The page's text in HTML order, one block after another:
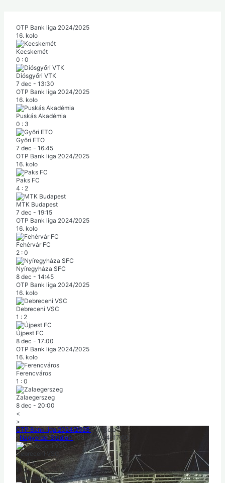
OTP Bank liga 2024/2025
16. kolo
Kecskemét
0 : 0
Diósgyőri VTK
7 dec - 13:30
OTP Bank liga 2024/2025
16. kolo
Puskás Akadémia
0 : 3
Győri ETO
7 dec - 16:45
OTP Bank liga 2024/2025
16. kolo
Paks FC
4 : 2
MTK Budapest
7 dec - 19:15
OTP Bank liga 2024/2025
16. kolo
Fehérvár FC
2 : 0
Nyíregyháza SFC
8 dec - 14:45
OTP Bank liga 2024/2025
16. kolo
Debreceni VSC
1 : 2
Újpest FC
8 dec - 17:00
OTP Bank liga 2024/2025
16. kolo
Ferencváros
1 : 0
Zalaegerszeg
8 dec - 20:00
<
>
OTP Bank liga 2024/2025| 16. kolo
| Nagyerdei Stadion 08/12/2024-17:00
Debreceni VSC
rrrpv
1 : 2
Konečný výsledok